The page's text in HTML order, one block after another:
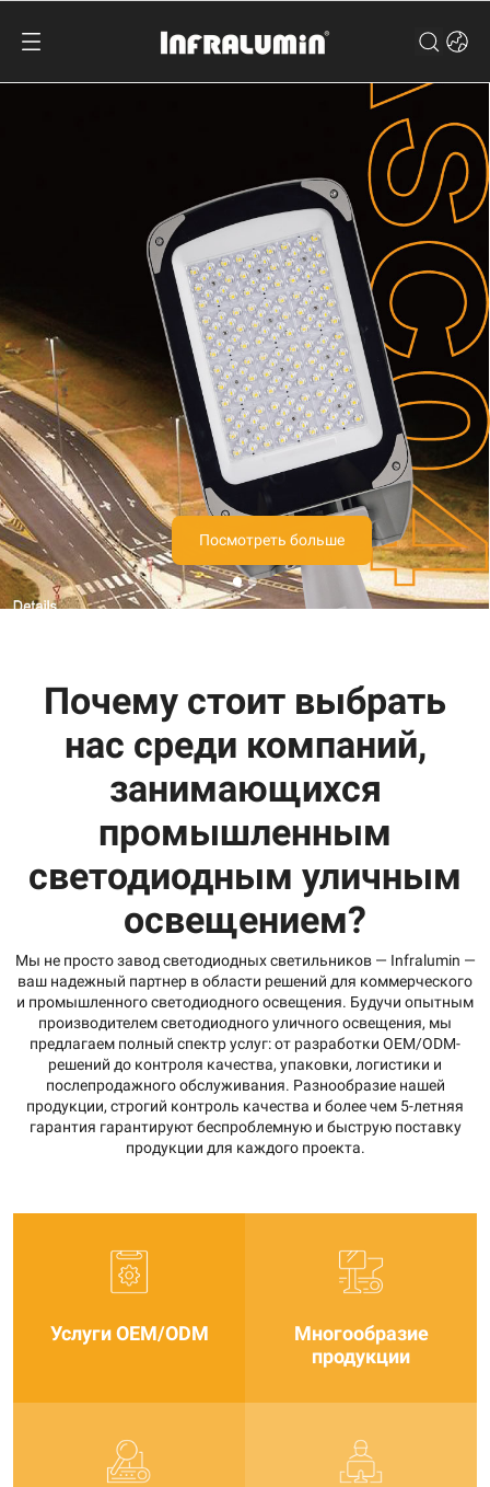
Посмотреть больше
Ведущий китайский
светодиодного наружного
освещения
Посмотреть продукты
Почему стоит выбрать
нас среди компаний,
занимающихся
промышленным
светодиодным уличным
освещением?
Мы не просто завод светодиодных светильников — Infralumin —
ваш надежный партнер в области решений для коммерческого
и промышленного светодиодного освещения. Будучи опытным
производителем светодиодного уличного освещения, мы
предлагаем полный спектр услуг: от разработки OEM/ODM-
решений до контроля качества, упаковки, логистики и
послепродажного обслуживания. Разнообразие нашей
продукции, строгий контроль качества и более чем 5-летняя
гарантия гарантируют беспроблемную и быструю поставку
продукции для каждого проекта.
Услуги OEM/ODM
Многообразие
продукции